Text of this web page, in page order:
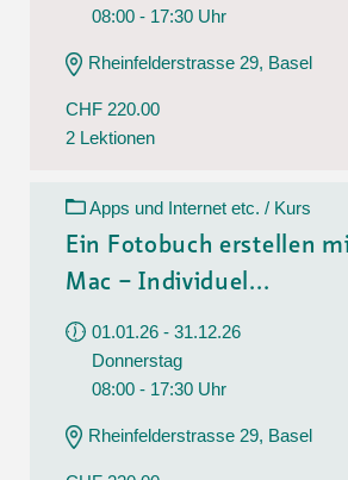
08:00 - 17:30 Uhr
Rheinfelderstrasse 29, Basel
CHF 220.00
2 Lektionen
Apps und Internet etc. / Kurs
Ein Fotobuch erstellen
Mac – Individuel...
01.01.26 - 31.12.26
Donnerstag
08:00 - 17:30 Uhr
Rheinfelderstrasse 29, Basel